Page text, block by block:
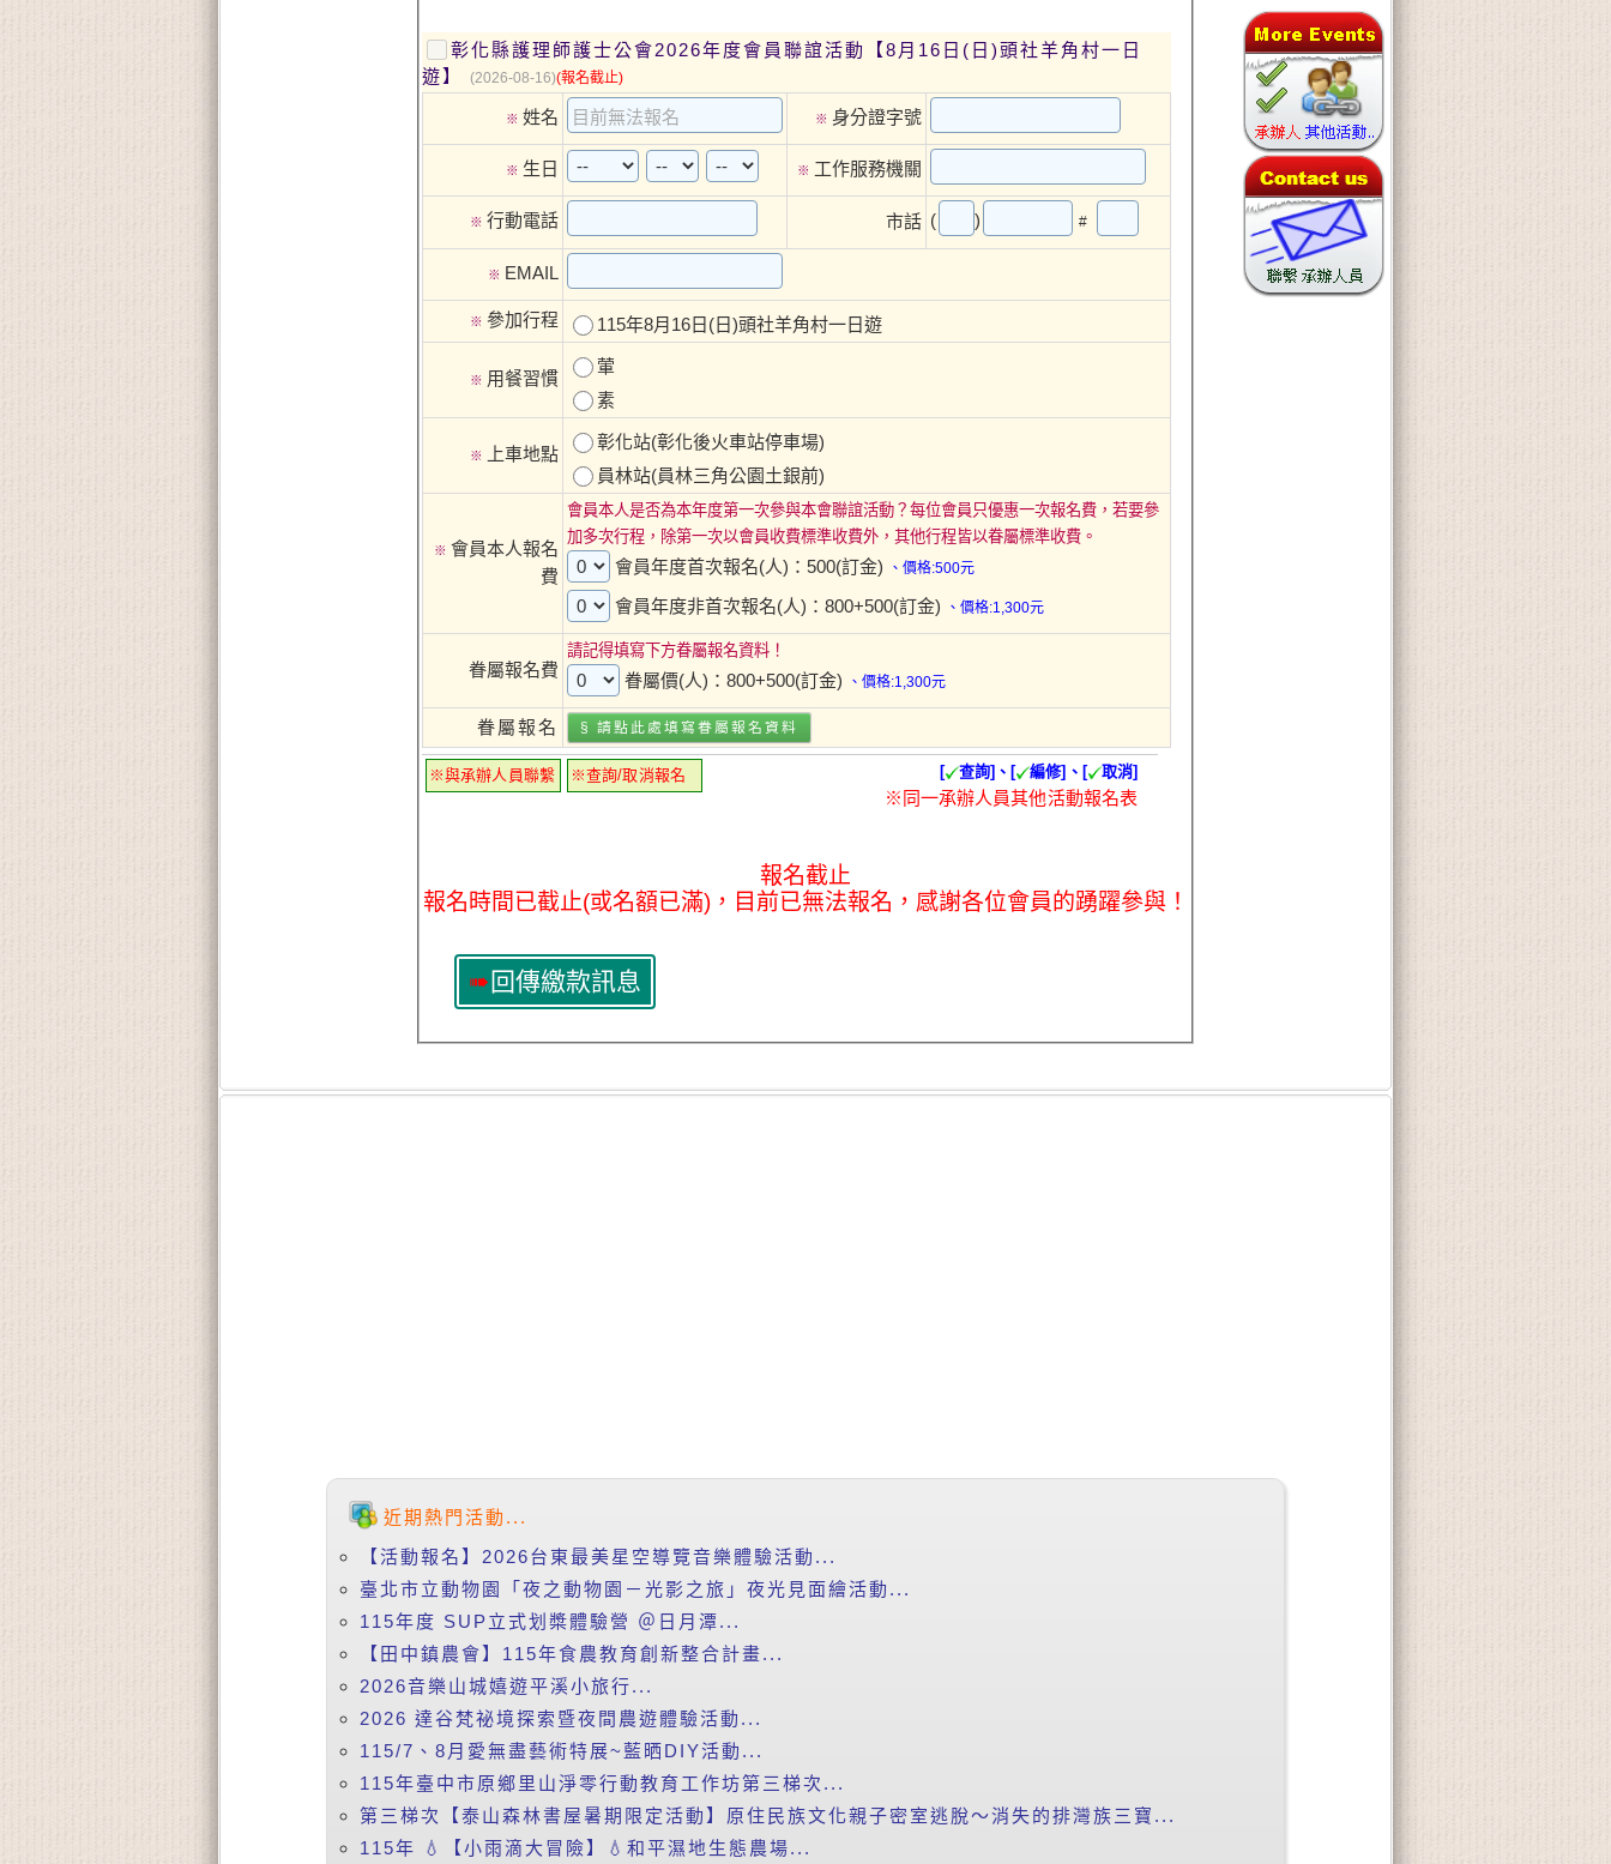
彰化縣護理師護士公會2026年度會員聯誼活動【8月16日(日)頭社羊角村一日
遊】
(2026-08-16)(報名截止)
※ 姓名 ※ 身分證字號
※ 生日 ※ 工作服務機關
※ 行動電話 市話 ( ) #
※ EMAIL
※ 參加行程 115年8月16日(日)頭社羊角村一日遊
※ 用餐習慣
葷
素
※ 上車地點
彰化站(彰化後火車站停車場)
員林站(員林三角公園土銀前)
※ 會員本人報名
費
會員本人是否為本年度第一次參與本會聯誼活動？每位會員只優惠一次報名費，若要參
加多次行程，除第一次以會員收費標準收費外，其他行程皆以眷屬標準收費。
會員年度首次報名(人)：500(訂金) 、價格:500元
會員年度非首次報名(人)：800+500(訂金) 、價格:1,300元
眷屬報名費
請記得填寫下方眷屬報名資料！
眷屬價(人)：800+500(訂金) 、價格:1,300元
眷屬報名 § 請點此處填寫 眷屬報名 資料
※與承辦人員聯繫 ※查詢/取消報名 [ 查詢]、[ 編修]、[ 取消]
※同一承辦人員其他活動報名表
報名截止
報名時間已截止(或名額已滿)，目前已無法報名，感謝各位會員的踴躍參與！
➠回傳繳款訊息
近期熱門活動...
【活動報名】2026台東最美星空導覽音樂體驗活動...
臺北市立動物園「夜之動物園－光影之旅」夜光見面繪活動...
115年度 SUP立式划槳體驗營 ＠日月潭...
【田中鎮農會】115年食農教育創新整合計畫...
2026音樂山城嬉遊平溪小旅行...
2026 達谷梵祕境探索暨夜間農遊體驗活動...
115/7、8月愛無盡藝術特展~藍晒DIY活動...
115年臺中市原鄉里山淨零行動教育工作坊第三梯次...
第三梯次【泰山森林書屋暑期限定活動】原住民族文化親子密室逃脫～消失的排灣族三寶...
115年 💧【小雨滴大冒險】💧和平濕地生態農場...